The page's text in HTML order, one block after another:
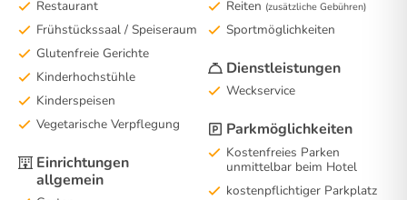
Restaurant
Frühstückssaal / Speiseraum
Glutenfreie Gerichte
Kinderhochstühle
Kinderspeisen
Vegetarische Verpflegung
Einrichtungen
allgemein
Reiten (zusätzliche Gebühren)
Sportmöglichkeiten
Dienstleistungen
Weckservice
Parkmöglichkeiten
Kostenfreies Parken
unmittelbar beim Hotel
kostenpflichtiger Parkplatz